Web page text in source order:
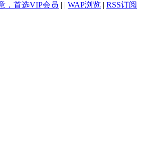
，首选VIP会员 | | WAP浏览 | RSS订阅